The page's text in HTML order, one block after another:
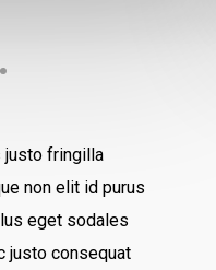
justo fringilla
non elit id purus
eget sodales
justo consequat